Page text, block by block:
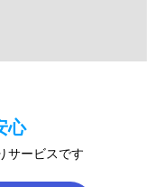
心
サービスです